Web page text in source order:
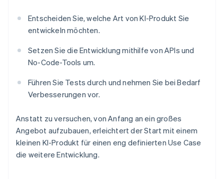
Entscheiden Sie, welche Art von KI-Produkt Sie
entwickeln möchten.
Setzen Sie die Entwicklung mithilfe von APIs und
No-Code-Tools um.
Führen Sie Tests durch und nehmen Sie bei Bedarf
Verbesserungen vor.
Anstatt zu versuchen, von Anfang an ein großes
Angebot aufzubauen, erleichtert der Start mit einem
kleinen KI-Produkt für einen eng definierten Use Case
die weitere Entwicklung.